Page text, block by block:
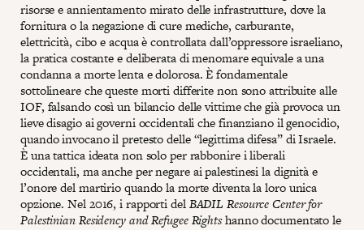
risorse e annientamento mirato delle infrastrutture, dove la
fornitura o la negazione di cure mediche, carburante,
elettricità, cibo e acqua è controllata dall’oppressore israeliano,
la pratica costante e deliberata di menomare equivale a una
condanna a morte lenta e dolorosa. È fondamentale
sottolineare che queste morti differite non sono attribuite alle
IOF, falsando così un bilancio delle vittime che già provoca un
lieve disagio ai governi occidentali che finanziano il genocidio,
quando invocano il pretesto delle “legittima difesa” di Israele.
È una tattica ideata non solo per rabbonire i liberali
occidentali, ma anche per negare ai palestinesi la dignità e
l’onore del martirio quando la morte diventa la loro unica
opzione. Nel 2016, i rapporti delBADIL Resource Center for
Palestinian Residency and Refugee Rightshanno documentato le